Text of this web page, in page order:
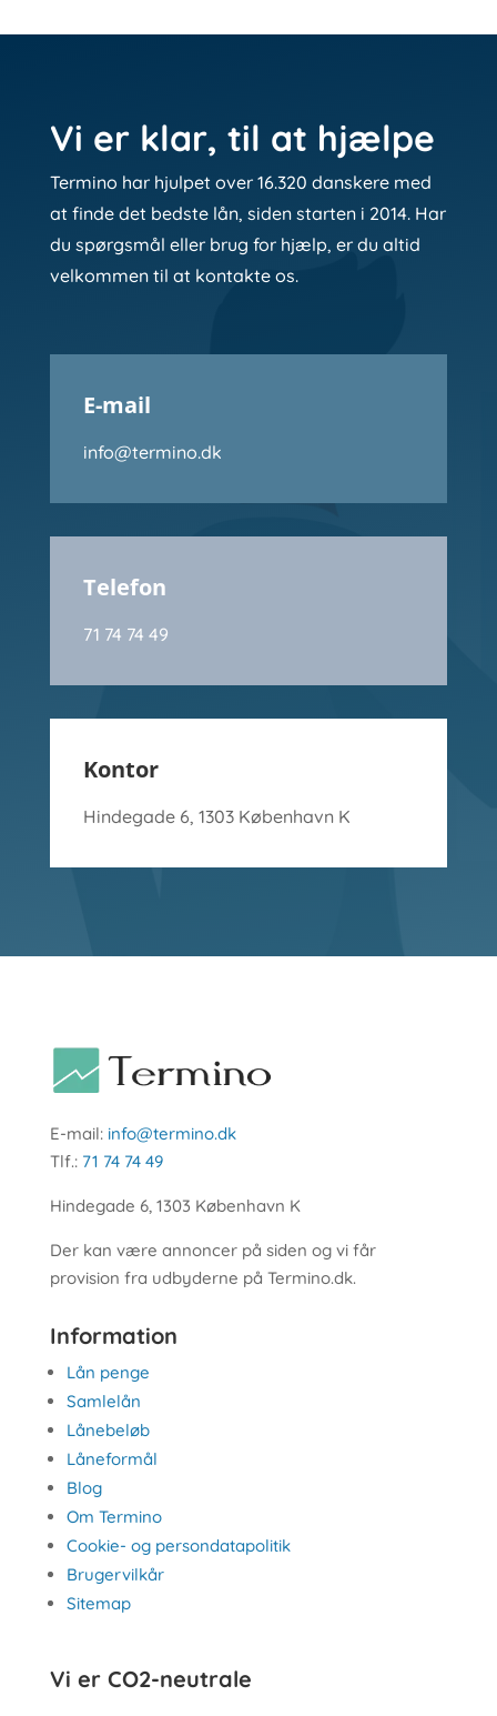
Vi er klar, til at hjælpe
Termino har hjulpet over 16.320 danskere med
at finde det bedste lån, siden starten i 2014. Har
du spørgsmål eller brug for hjælp, er du altid
velkommen til at kontakte os.
E-mail
info@termino.dk
Telefon
71 74 74 49
Kontor
Hindegade 6, 1303 København K
E-mail: info@termino.dk
Tlf.: 71 74 74 49
Hindegade 6, 1303 København K
Der kan være annoncer på siden og vi får
provision fra udbyderne på Termino.dk.
Information
Lån penge
Samlelån
Lånebeløb
Låneformål
Blog
Om Termino
Cookie- og persondatapolitik
Brugervilkår
Sitemap
Vi er CO2-neutrale